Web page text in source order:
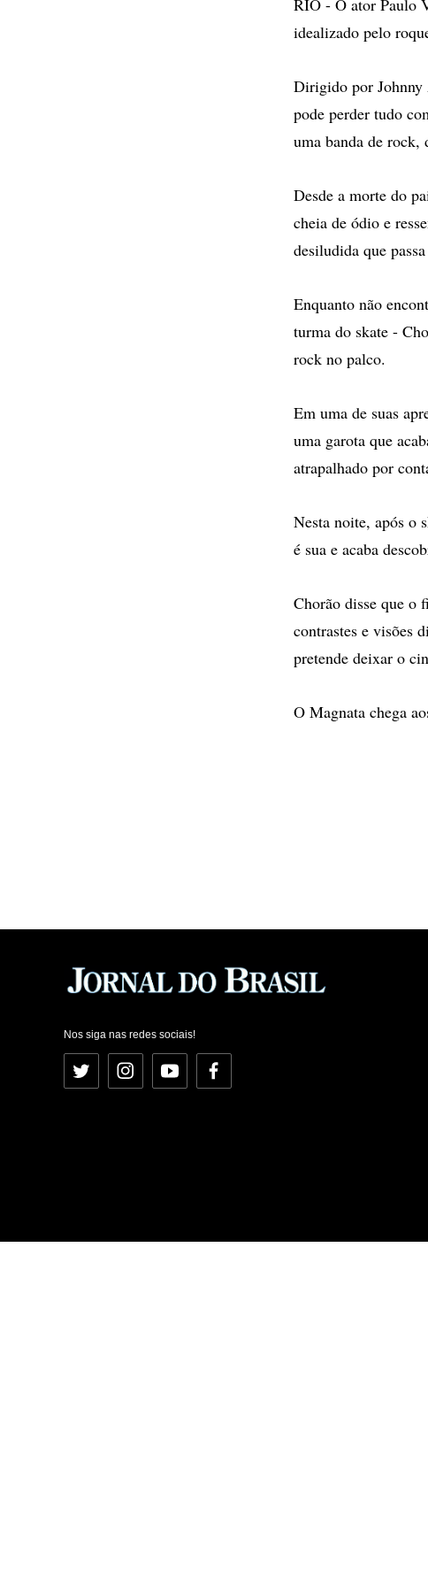
RIO - O ator Paulo
idealizado pelo
Dirigido por Johnny
pode perder tudo
uma banda de rock,
Desde a morte do
cheia de ódio e
desiludida que
Enquanto não
turma do skate -
rock no palco.
Em uma de suas
uma garota que
atrapalhado por
Nesta noite, após o
é sua e acaba
Chorão disse que o
contrastes e visões
pretende deixar o
O Magnata chega
Nos siga nas redes sociais!
Twitter InstagramYouTubeFacebook